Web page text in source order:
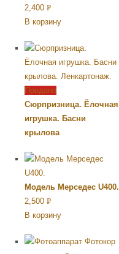
2,400 Р
УБ.
В корзину
Продано
Сюрпризница. Ёлочная
игрушка. Басни
крылова
Модель Мерседес U400.
2,500 Р
УБ.
В корзину